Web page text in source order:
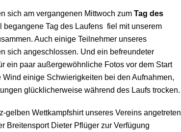
sich am vergangenen Mittwoch zum Tag des
begangene Tag des Laufens fiel mit unserem
Auch einige Teilnehmer unseres
sich angeschlossen. Und ein befreundeter
ein paar außergewöhnliche Fotos vor dem Start
einige Schwierigkeiten bei den Aufnahmen,
glücklicherweise während des Laufs trocken.
gelben Wettkampfshirt unseres Vereins angetreten
Breitensport Dieter Pflüger zur Verfügung